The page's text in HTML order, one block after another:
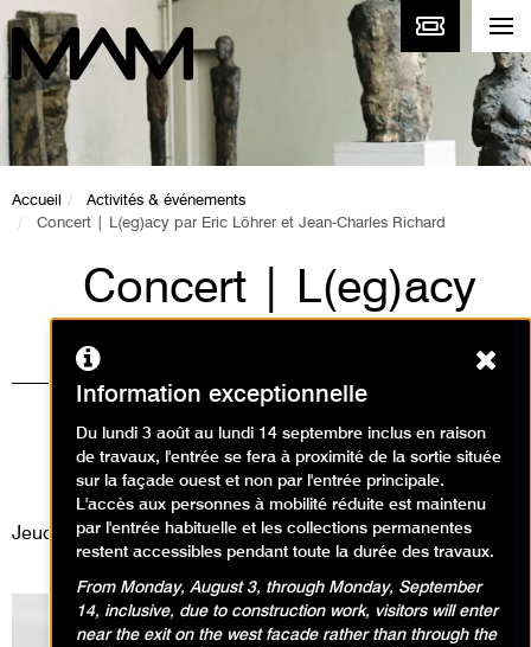
Accueil
Activités & événements
Concert | L(eg)acy par Eric Löhrer et Jean-Charles Richard
Concert | L(eg)acy
par Eric Löhrer et
Jean-Charles
Richard
Événement / Concert
Jeudi 23 janvier 2025
Information exceptionnelle
Du lundi 3 août au lundi 14 septembre inclus en raison
de travaux, l'entrée se fera à proximité de la sortie située
sur la façade ouest et non par l'entrée principale.
L'accès aux personnes à mobilité réduite est maintenu
par l'entrée habituelle et les collections permanentes
restent accessibles pendant toute la durée des travaux.
From Monday, August 3, through Monday, September
14, inclusive, due to construction work, visitors will enter
near the exit on the west facade rather than through the